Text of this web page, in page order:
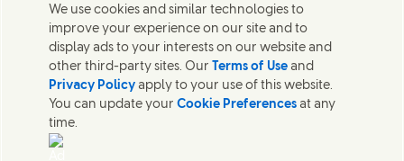
Kontaktujte nás
Spojte sa so spoločnosťou Unilever a tímom špecialistov
alebo nájdite kontakty po celom svete.
Kontaktujte nás
We use cookies and similar technologies to
improve your experience on our site and to
display ads to your interests on our website and
other third-party sites. Our Terms of Use and
Privacy Policy apply to your use of this website.
You can update yourCookie Preferences at any
time.